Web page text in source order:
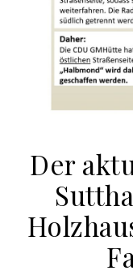
Der